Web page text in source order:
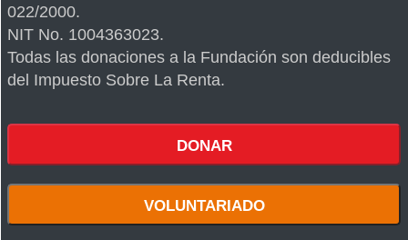
022/2000.
NIT No. 1004363023.
Todas las donaciones a la Fundación son deducibles
del Impuesto Sobre La Renta.
DONAR
VOLUNTARIADO